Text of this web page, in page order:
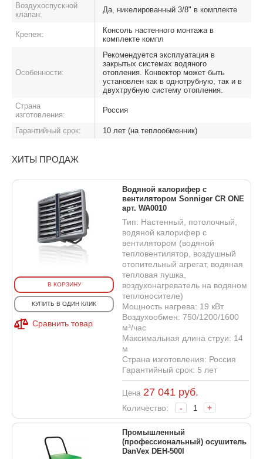
Воздухоспускной
клапан:
Да, никелированный 3/8" в комплекте
Крепеж:
Консоль настенного монтажа в
комплекте компл
Особенности:
Рекомендуется эксплуатация в
закрытых системах водяного
отопления. Конвектор может быть
установлен как в однотрубную, так и в
двухтрубную систему отопления.
Страна
изготовления:
Россия
Гарантийный срок: 10 лет (на теплообменник)
ХИТЫ ПРОДАЖ
В КОРЗИНУ
КУПИТЬ В ОДИН КЛИК
Сравнить товар
Водяной калорифер с
вентилятором Sonniger CR ONE
арт. WA0010
Тип: Настенный, потолочный,
водяной калорифер с
вентилятором (водяной
тепловентилятор, воздушный
отопительный агрегат, водяная
тепловая пушка,
воздухонагреватель на водяном
теплоносителе)
Мощность нагрева: 19 кВт
Воздухообмен: 750/1200/1600
м³/час
Максимальная длина струи: 14
м
Страна изготовления: Россия
Гарантийный срок: 5 лет
Цена 27 041 руб.
Количество: - +
Промышленный
(профессиональный) осушитель
DanVex DEH-500I